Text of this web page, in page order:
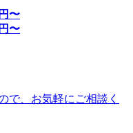
円〜
円〜
で、お気軽にご相談く